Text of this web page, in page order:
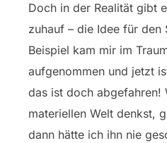
Doch in der Realität gibt
zuhauf – die Idee für den
Beispiel kam mir im
aufgenommen und jetzt
das ist doch abgefahren!
materiellen Welt denkst,
dann hätte ich ihn nie